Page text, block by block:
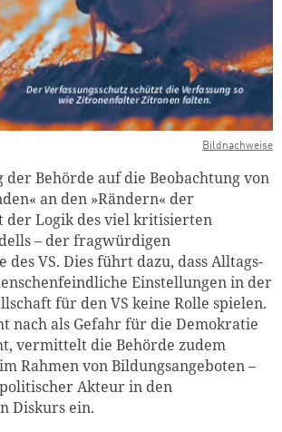
Bildnachweise
der Behörde auf die Beobachtung von
an den »Rändern« der
der Logik des viel kritisierten
– der fragwürdigen
des VS. Dies führt dazu, dass Alltags­
Einstellungen in der
für den VS keine Rolle spielen.
nach als Gefahr für die Demokratie
vermittelt die Behörde zudem
Rahmen von Bildungsangeboten –
Akteur in den
Diskurs ein.